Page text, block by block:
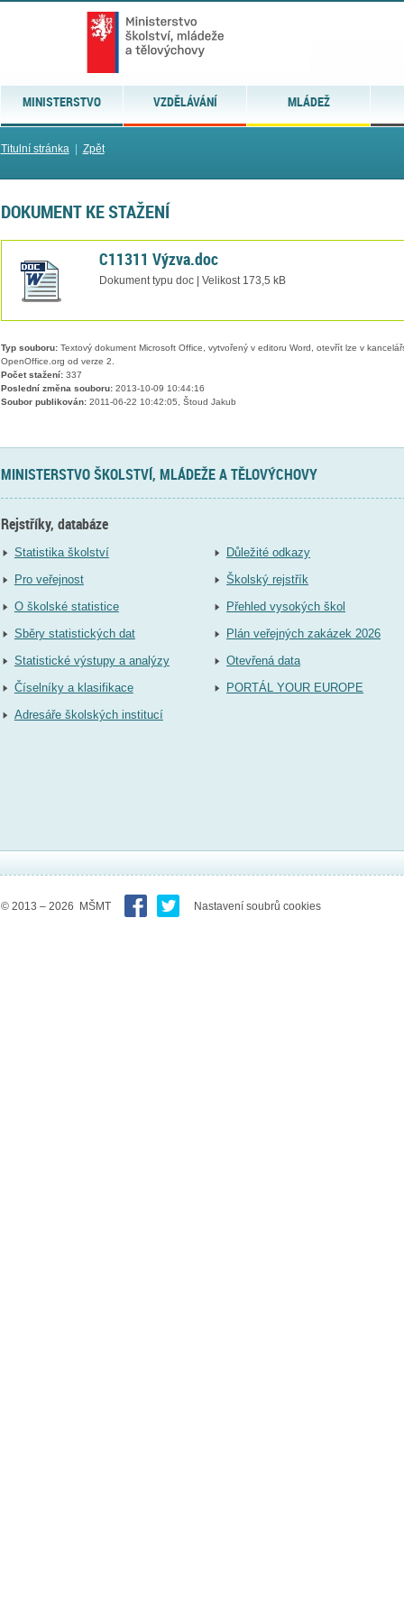
MINISTERSTVO VZDĚLÁVÁNÍ MLÁDEŽ
Titulní stránka| Zpět
DOKUMENT KE STAŽENÍ
C11311 Výzva.doc
Dokument typu doc | Velikost 173,5 kB
Typ souboru:Textový dokument Microsoft Office, vytvořený v editoru Word, otevřít lze v
OpenOffice.org od verze 2.
Počet stažení:337
Poslední změna souboru:2013-10-09 10:44:16
Soubor publikován:2011-06-22 10:42:05, Štoud Jakub
MINISTERSTVO ŠKOLSTVÍ, MLÁDEŽE A TĚLOVÝCHOVY
Rejstříky, databáze
Statistika školství
Pro veřejnost
O školské statistice
Sběry statistických dat
Statistické výstupy a analýzy
Číselníky a klasifikace
Adresáře školských institucí
Důležité odkazy
Školský rejstřík
Přehled vysokých škol
Plán veřejných zakázek 2026
Otevřená data
PORTÁL YOUR EUROPE
© 2013 – 2026 MŠMT Nastavení soubrů cookies